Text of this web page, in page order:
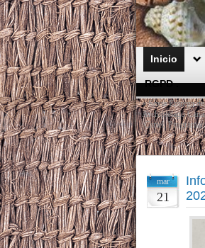
Inicio
RGPD .
«Sexta Entrega
Archipiélago
Cartel,
mar
21